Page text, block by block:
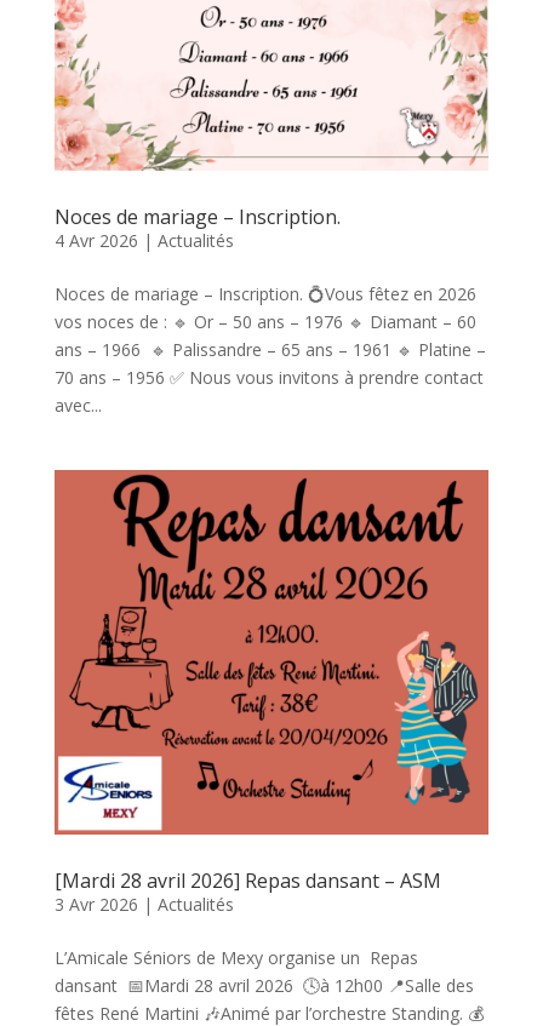
Noces de mariage – Inscription.
4 Avr 2026 | Actualités
Noces de mariage – Inscription. 💍Vous fêtez en 2026
vos noces de : 🔹 Or – 50 ans – 1976 🔹 Diamant – 60
ans – 1966 🔹 Palissandre – 65 ans – 1961 🔹 Platine –
70 ans – 1956 ✅ Nous vous invitons à prendre contact
avec...
[Mardi 28 avril 2026] Repas dansant – ASM
3 Avr 2026 | Actualités
L’Amicale Séniors de Mexy organise un Repas
dansant 📅Mardi 28 avril 2026 🕓à 12h00 📍Salle des
fêtes René Martini 🎶Animé par l’orchestre Standing. 💰